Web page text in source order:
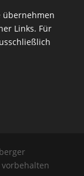
Links. Für
vorbehalten